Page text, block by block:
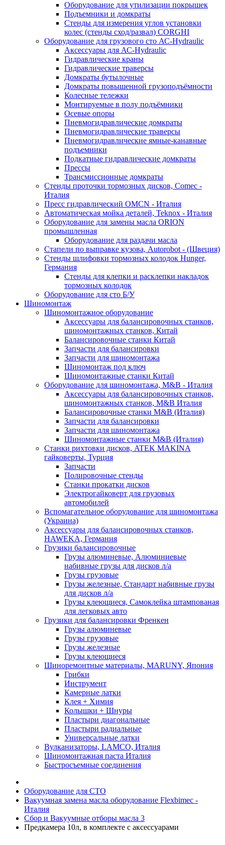
Оборудование для утилизации покрышек
Подъемники и домкраты
Стенды для измерения углов установки
колес (стенды сход/развал) CORGHI
Оборудование для грузового сто АС-Hydraulic
Аксессуары для АС-Hydraulic
Гидравлические краны
Гидравлические траверсы
Домкраты бутылочные
Домкраты повышенной грузоподъёмности
Колесные тележки
Монтируемые в полу подъёмники
Осевые опоры
Пневмогидравлические домкраты
Пневмогидравлические траверсы
Пневмогидравлические ямные-канавные
подъемники
Подкатные гидравлические домкраты
Прессы
Трансмиссионные домкраты
Стенды проточки тормозных дисков, Comec -
Италия
Пресс гидравлический OMCN - Италия
Автоматическая мойка деталей, Teknox - Италия
Оборудование для замены масла ORION
промышленная
Оборудование для раздачи масла
Стапели по выправке кузова, Autorobot - (Швеция)
Стенды шлифовки тормозных колодок Hunger,
Германия
Стенды для клепки и расклепки накладок
тормозных колодок
Оборудование для сто Б/У
Шиномонтаж
Шиномонтажное оборудование
Аксессуары для балансировочных станков,
шиномонтажных станков, Китай
Балансировочные станки Китай
Запчасти для балансировки
Запчасти для шиномонтажа
Шиномонтаж под ключ
Шиномонтажные станки Китай
Оборудование для шиномонтажа, M&B - Италия
Аксессуары для балансировочных станков,
шиномонтажных станков, M&B Италия
Балансировочные станки M&B (Италия)
Запчасти для балансировки
Запчасти для шиномонтажа
Шиномонтажные станки M&B (Италия)
Станки рихтовки дисков, ATEK MAKINA
гайковерты, Турция
Запчасти
Полировочные стенды
Станки прокатки дисков
Электрогайковерт для грузовых
автомобилей
Вспомагательное оборудование для шиномонтажа
(Украина)
Аксессуары для балансировочных станков,
HAWEKA, Германия
Грузики балансировочные
Грузы алюминевые, Алюминиевые
набивные грузы для дисков л/а
Грузы грузовые
Грузы железные, Cтандарт набивные грузы
для дисков л/а
Грузы клеющиеся, Самоклейка штампованая
для легковых авто
Грузики для балансировки Френкен
Грузы алюминевые
Грузы грузовые
Грузы железные
Грузы клеющиеся
Шиноремонтные материалы, MARUNY, Япония
Грибки
Инструмент
Камерные латки
Клея + Химия
Колышки + Шнуры
Пластыри диагональные
Пластыри радиальные
Универсальные латки
Вулканизаторы, LAMCO, Италия
Шиномонтажная паста Италия
Быстросъемные соединения
Оборудование для СТО
Вакуумная замена масла оборудование Flexbimeс -
Италия
Сбор и Вакуумные отборы масла 3
Предкамера 10л, в комплекте с аксеcсуарами